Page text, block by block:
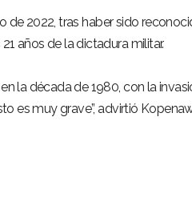
de 2022, tras haber sido
años de la dictadura militar.
la década de 1980, con la
es muy grave”, advirtió